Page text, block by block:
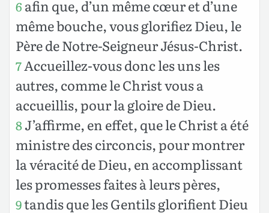
6 afin que, d’un même cœur et d’une
même bouche, vous glorifiez Dieu, le
Père de Notre-Seigneur Jésus-Christ.
7Accueillez-vous donc les uns les
autres, comme le Christ vous a
accueillis, pour la gloire de Dieu.
8J’affirme, en effet, que le Christ a été
ministre des circoncis, pour montrer
la véracité de Dieu, en accomplissant
les promesses faites à leurs pères,
9tandis que les Gentils glorifient Dieu